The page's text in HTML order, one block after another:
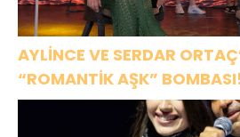
AYLİNCE VE SERDAR
“ROMANTİK AŞK” BOMBASI!